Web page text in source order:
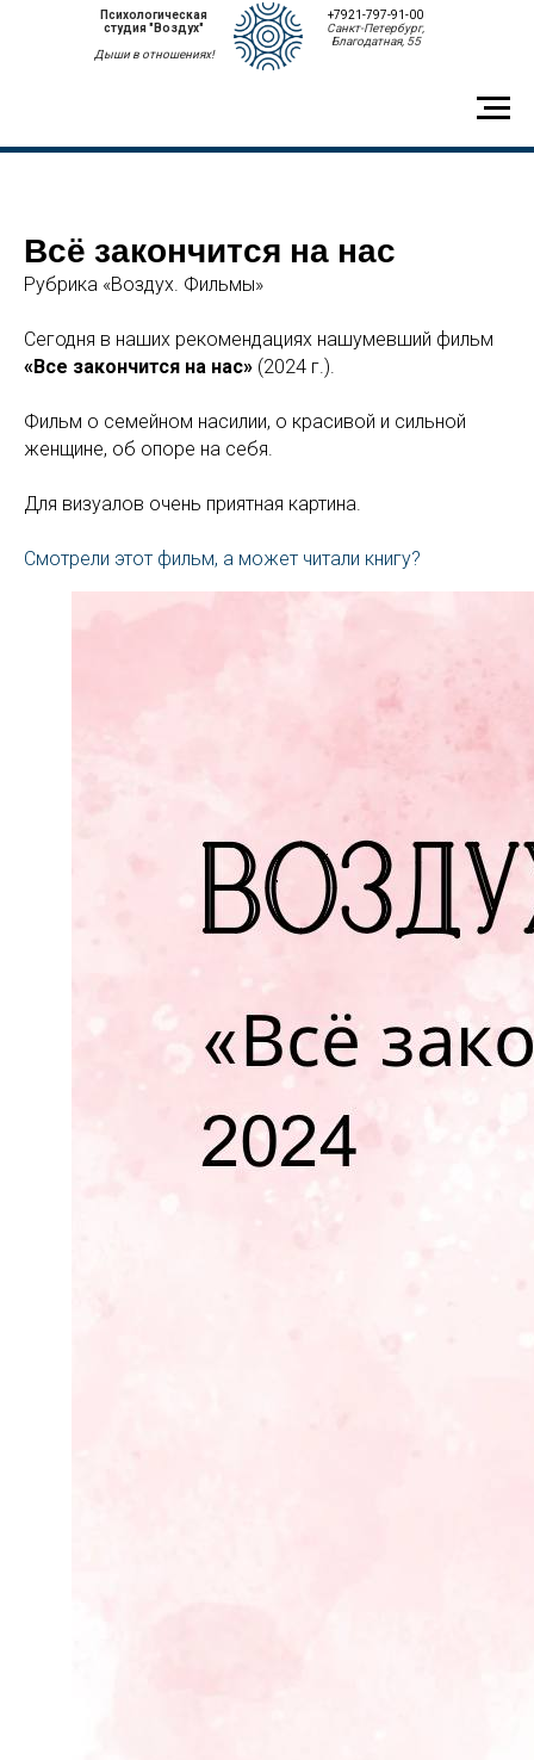
Психологическая
студия "Воздух"
Дыши в отношениях!
+7921-797-91-00
Санкт-Петербург,
Благодатная, 55
Всё закончится на нас
Рубрика «Воздух. Фильмы»
Сегодня в наших рекомендациях нашумевший фильм
«Все закончится на нас» (2024 г.).
Фильм о семейном насилии, о красивой и сильной
женщине, об опоре на себя.
Для визуалов очень приятная картина.
Смотрели этот фильм, а может читали книгу?